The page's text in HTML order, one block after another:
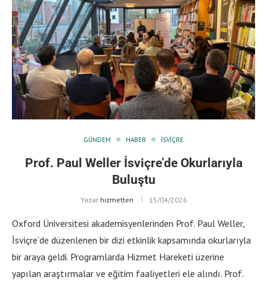
GÜNDEM HABER İSVIÇRE
Prof. Paul Weller İsviçre’de Okurlarıyla
Buluştu
Yazar hizmetten 15/04/2026
Oxford Üniversitesi akademisyenlerinden Prof. Paul Weller,
İsviçre’de düzenlenen bir dizi etkinlik kapsamında okurlarıyla
bir araya geldi. Programlarda Hizmet Hareketi üzerine
yapılan araştırmalar ve eğitim faaliyetleri ele alındı. Prof.